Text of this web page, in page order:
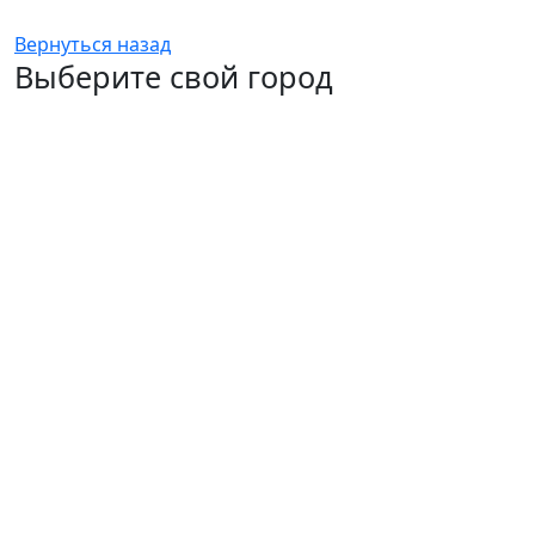
Вернуться назад
Выберите свой город